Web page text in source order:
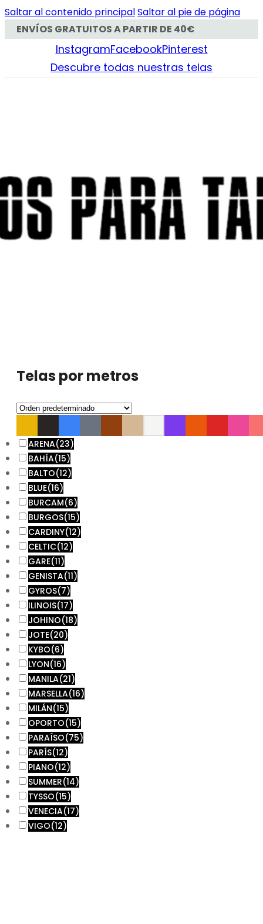
Saltar al contenido principalSaltar al pie de página
ENVÍOS GRATUITOS A PARTIR DE 40€
InstagramFacebookPinterest
Descubre todas nuestras telas
Telas por metros
ARENA(23)
BAHÍA(15)
BALTO(12)
BLUE(16)
BURCAM(6)
BURGOS(15)
CARDINY(12)
CELTIC(12)
GARE(11)
GENISTA(11)
GYROS(7)
ILINOIS(17)
JOHINO(18)
JOTE(20)
KYBO(6)
LYON(16)
MANILA(21)
MARSELLA(16)
MILÁN(15)
OPORTO(15)
PARAÍSO(75)
PARÍS(12)
PIANO(12)
SUMMER(14)
TYSSO(15)
VENECIA(17)
VIGO(12)